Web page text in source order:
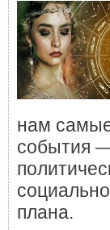
нам
события
плана.